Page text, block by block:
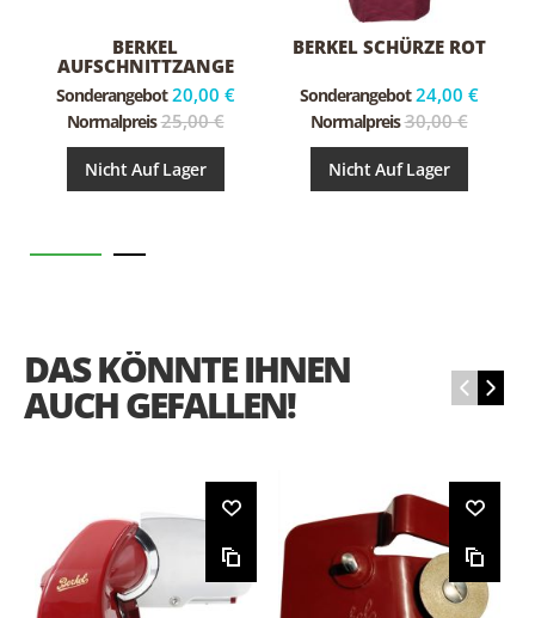
BERKEL
AUFSCHNITTZANGE
Sonderangebot 20,00 €
Normalpreis 25,00 €
Nicht Auf Lager
BERKEL SCHÜRZE ROT
Sonderangebot 24,00 €
Normalpreis 30,00 €
Nicht Auf Lager
DAS KÖNNTE IHNEN
AUCH GEFALLEN! ‹ ›